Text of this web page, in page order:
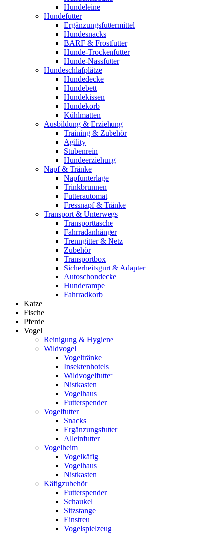
Hundeleine
Hundefutter
Ergänzungsfuttermittel
Hundesnacks
BARF & Frostfutter
Hunde-Trockenfutter
Hunde-Nassfutter
Hundeschlafplätze
Hundedecke
Hundebett
Hundekissen
Hundekorb
Kühlmatten
Ausbildung & Erziehung
Training & Zubehör
Agility
Stubenrein
Hundeerziehung
Napf & Tränke
Napfunterlage
Trinkbrunnen
Futterautomat
Fressnapf & Tränke
Transport & Unterwegs
Transporttasche
Fahrradanhänger
Trenngitter & Netz
Zubehör
Transportbox
Sicherheitsgurt & Adapter
Autoschondecke
Hunderampe
Fahrradkorb
Katze
Fische
Pferde
Vogel
Reinigung & Hygiene
Wildvogel
Vogeltränke
Insektenhotels
Wildvogelfutter
Nistkasten
Vogelhaus
Futterspender
Vogelfutter
Snacks
Ergänzungsfutter
Alleinfutter
Vogelheim
Vogelkäfig
Vogelhaus
Nistkasten
Käfigzubehör
Futterspender
Schaukel
Sitzstange
Einstreu
Vogelspielzeug